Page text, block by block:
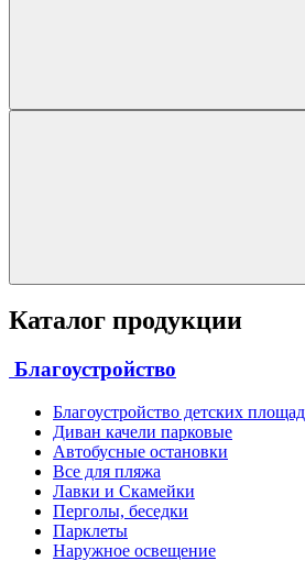
Каталог продукции
Благоустройство
Благоустройство детских
Диван качели парковые
Автобусные остановки
Все для пляжа
Лавки и Скамейки
Перголы, беседки
Парклеты
Наружное освещение